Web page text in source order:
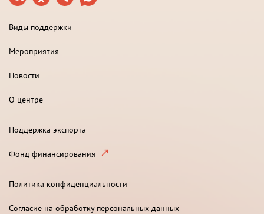
Виды поддержки
Мероприятия
Новости
О центре
Поддержка экспорта
Фонд финансирования
Политика конфиденциальности
Согласие на обработку персональных данных